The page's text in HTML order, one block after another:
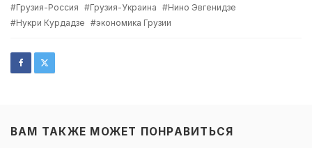
Грузия-Россия
Грузия-Украина
Нино Эвгенидзе
Нукри Курдадзе
экономика Грузии
ВАМ ТАКЖЕ МОЖЕТ ПОНРАВИТЬСЯ